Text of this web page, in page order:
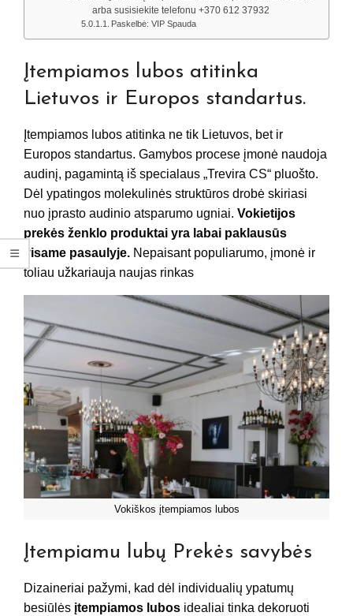
arba susisiekite telefonu +370 612 37932
Paskelbė: VIP Spauda
Įtempiamos lubos atitinka
Lietuvos ir Europos standartus.
Įtempiamos lubos atitinka ne tik Lietuvos, bet ir
Europos standartus. Gamybos procese įmonė naudoja
audinį, pagamintą iš specialaus „Trevira CS“ pluošto.
Dėl ypatingos molekulinės struktūros drobė skiriasi
nuo įprasto audinio atsparumo ugniai. Vokietijos
prekės ženklo produktai yra labai paklausūs
visame pasaulyje. Nepaisant populiarumo, įmonė ir
toliau užkariauja naujas rinkas
Vokiškos įtempiamos lubos
Įtempiamu lubų Prekės savybės
Dizaineriai pažymi, kad dėl individualių ypatumų
besiūlės įtempiamos lubos idealiai tinka dekoruoti